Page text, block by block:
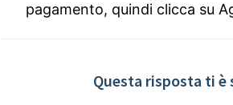
pagamento, quindi clicca su
Questa risposta ti